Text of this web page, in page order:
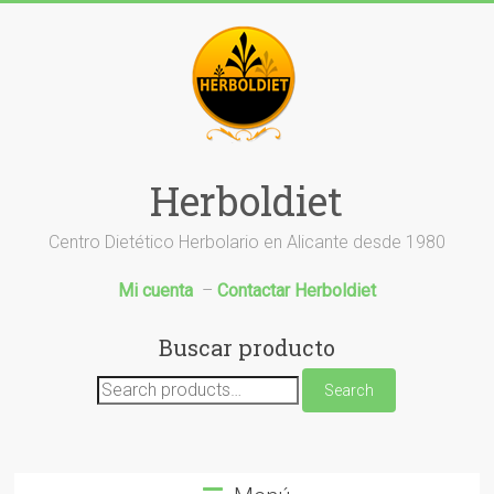
Herboldiet
Centro Dietético Herbolario en Alicante desde 1980
Mi cuenta – Contactar Herboldiet
Buscar producto
Search
for:
Search